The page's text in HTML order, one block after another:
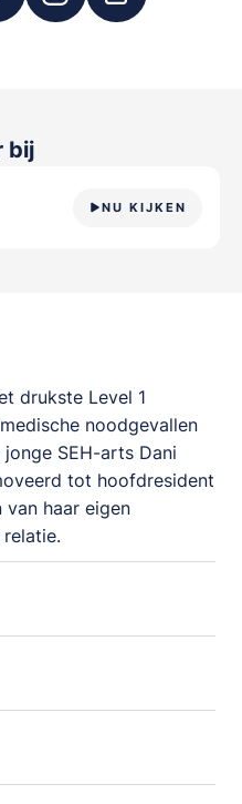
bij
NU KIJKEN
drukste Level 1
noodgevallen
SEH-arts Dani
tot hoofdresident
haar eigen